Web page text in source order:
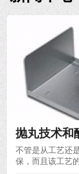
抛丸技术和
不管是从工艺还
保，而且该工艺